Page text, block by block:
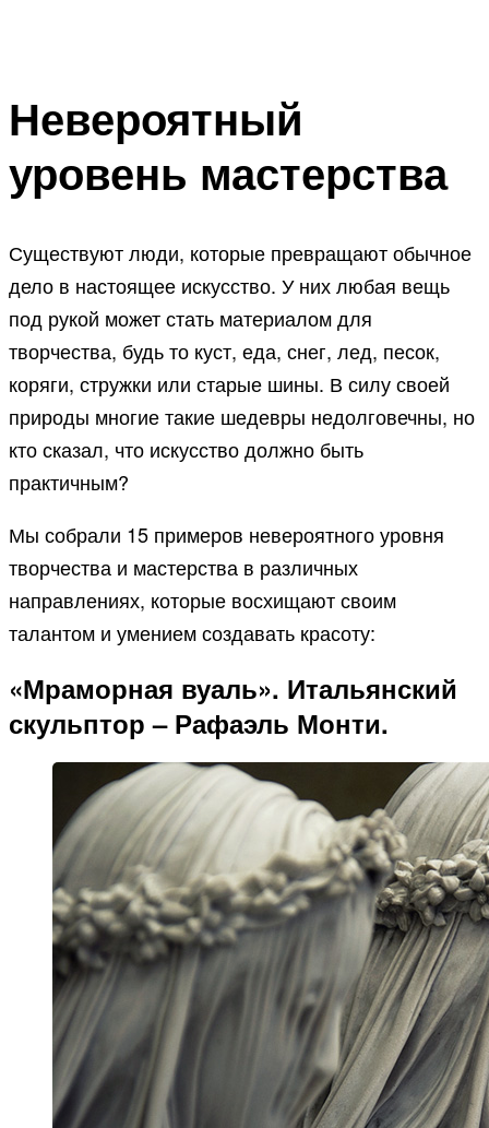
Невероятный
уровень мастерства
Существуют люди, которые превращают обычное
дело в настоящее искусство. У них любая вещь
под рукой может стать материалом для
творчества, будь то куст, еда, снег, лед, песок,
коряги, стружки или старые шины. В силу своей
природы многие такие шедевры недолговечны, но
кто сказал, что искусство должно быть
практичным?
Мы собрали 15 примеров невероятного уровня
творчества и мастерства в различных
направлениях, которые восхищают своим
талантом и умением создавать красоту:
«Мраморная вуаль». Итальянский
скульптор – Рафаэль Монти.